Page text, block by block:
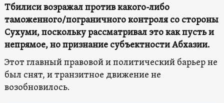
Тбилиси возражал против какого-либо
таможенного/пограничного контроля со стороны
Сухуми, поскольку рассматривал это как пусть и
непрямое, но признание субъектности Абхазии.
Этот главный правовой и политический барьер не
был снят, и транзитное движение не
возобновилось.